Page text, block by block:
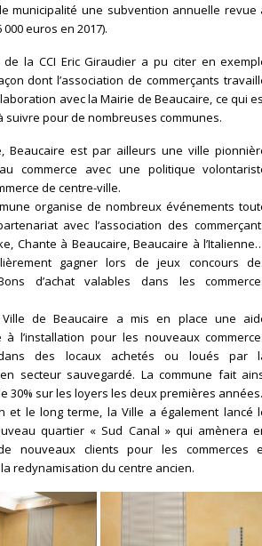
municipalité une subvention annuelle revue
euros en 2017).
de la CCI Eric Giraudier a pu citer en
dont l’association de commerçants
avec la Mairie de Beaucaire, ce qui
suivre pour de nombreuses communes.
Beaucaire est par ailleurs une ville
commerce avec une politique
de centre-ville.
organise de nombreux événements
avec l’association des
Chante à Beaucaire, Beaucaire à
gagner lors de jeux concours
d’achat valables dans les
de Beaucaire a mis en place une
à l’installation pour les nouveaux
dans des locaux achetés ou loués par
secteur sauvegardé. La commune fait
30% sur les loyers les deux premières années.
et le long terme, la Ville a également lancé
quartier « Sud Canal » qui amènera
nouveaux clients pour les commerces
redynamisation du centre ancien.